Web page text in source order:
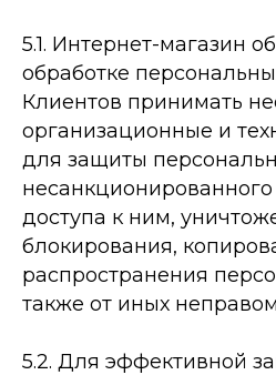
5.1. Интернет-­магазин
обработке
Клиентов принимать
организационные и
для защиты
доступа к ним,
блокирования,
распространения
также от иных
5.2. Для эффективной